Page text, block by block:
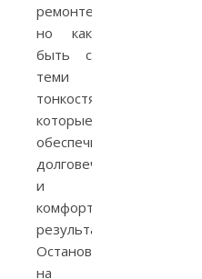
ремонте,
но как
быть с
теми
тонкостями,
которые
обеспечивают
долговечность
и
комфорт
результата?
Остановимся
на